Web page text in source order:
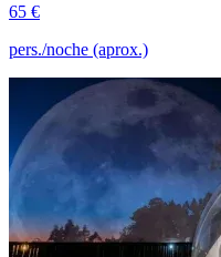
65 €
pers./noche (aprox.)